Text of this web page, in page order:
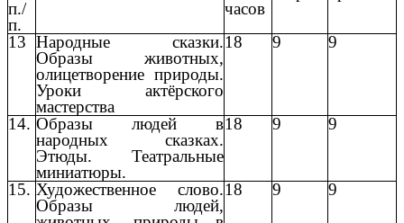
п./
п.
часов
13 Народные сказки.
Образы животных,
олицетворение природы.
Уроки актёрского
мастерства
18 9 9
14. Образы людей в
народных сказках.
Этюды. Театральные
миниатюры.
18 9 9
15. Художественное слово.
Образы людей,
18 9 9